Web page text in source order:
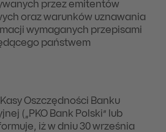
przez emitentów
oraz warunków uznawania
wymaganych przepisami
państwem
Oszczędności Banku
(„PKO Bank Polski” lub
iż w dniu 30 września